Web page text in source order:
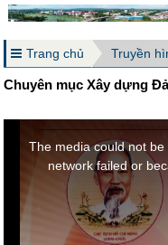
Trang chủ Truyền
Chuyên mục Xây dựng